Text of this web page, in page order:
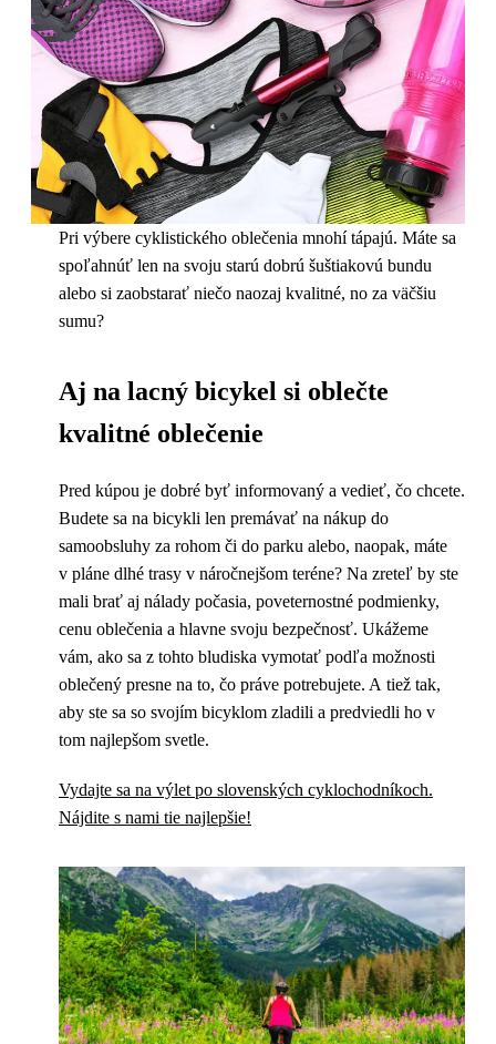
Pri výbere cyklistického oblečenia mnohí tápajú. Máte sa
spoľahnúť len na svoju starú dobrú šuštiakovú bundu
alebo si zaobstarať niečo naozaj kvalitné, no za väčšiu
sumu?
Aj na lacný bicykel si oblečte
kvalitné oblečenie
Pred kúpou je dobré byť informovaný a vedieť, čo chcete.
Budete sa na bicykli len premávať na nákup do
samoobsluhy za rohom či do parku alebo, naopak, máte
v pláne dlhé trasy v náročnejšom teréne? Na zreteľ by ste
mali brať aj nálady počasia, poveternostné podmienky,
cenu oblečenia a hlavne svoju bezpečnosť. Ukážeme
vám, ako sa z tohto bludiska vymotať podľa možnosti
oblečený presne na to, čo práve potrebujete. A tiež tak,
aby ste sa so svojím bicyklom zladili a predviedli ho v
tom najlepšom svetle.
Vydajte sa na výlet po slovenských cyklochodníkoch.
Nájdite s nami tie najlepšie!